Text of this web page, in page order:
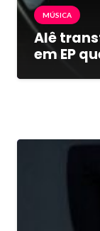
MÚSICA
Alê
em EP